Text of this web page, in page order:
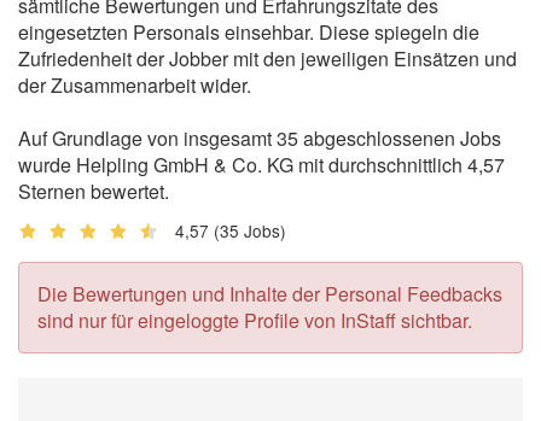
eingesetzten Personals einsehbar. Diese spiegeln die
Zufriedenheit der Jobber mit den jeweiligen Einsätzen und
der Zusammenarbeit wider.
Auf Grundlage von insgesamt 35 abgeschlossenen Jobs
wurde Helpling GmbH & Co. KG mit durchschnittlich 4,57
Sternen bewertet.
4,57 (35 Jobs)
Die Bewertungen und Inhalte der Personal Feedbacks
sind nur für eingeloggte Profile von InStaff sichtbar.